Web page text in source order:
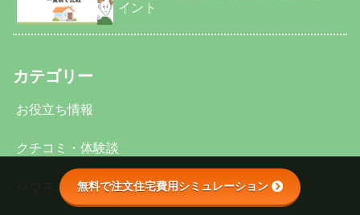
イント
カテゴリー
お役立ち情報
クチコミ・体験談
ハウスメーカー無料で注文住宅費用シミュレーション